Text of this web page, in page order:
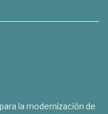
la modernización de